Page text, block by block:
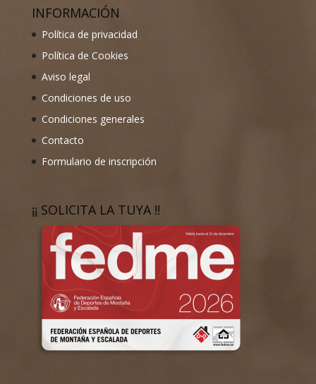
INFORMACIÓN
Política de privacidad
Política de Cookies
Aviso legal
Condiciones de uso
Condiciones generales
Contacto
Formulario de inscripción
¡¡ SOLICITA LA TUYA !!